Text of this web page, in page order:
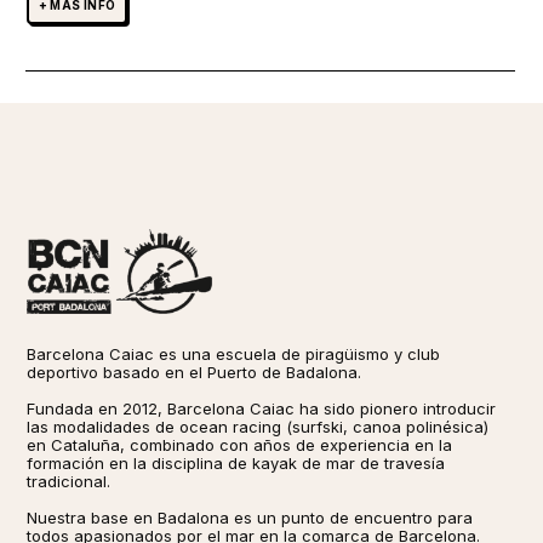
+ MÁS INFO
Barcelona Caiac es una escuela de piragüismo y club
deportivo basado en el Puerto de Badalona.
Fundada en 2012, Barcelona Caiac ha sido pionero introducir
las modalidades de ocean racing (surfski, canoa polinésica)
en Cataluña, combinado con años de experiencia en la
formación en la disciplina de kayak de mar de travesía
tradicional. ​​
Nuestra base en Badalona es un punto de encuentro para
todos apasionados por el mar en la comarca de Barcelona.